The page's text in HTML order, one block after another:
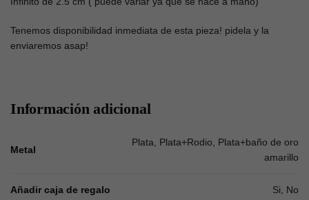
Tenemos disponibilidad inmediata de esta pieza! pidela y la
enviaremos asap!
Información adicional
Metal
Plata, Plata+Rodio, Plata+baño de oro
amarillo
Añadir caja de regalo Si, No